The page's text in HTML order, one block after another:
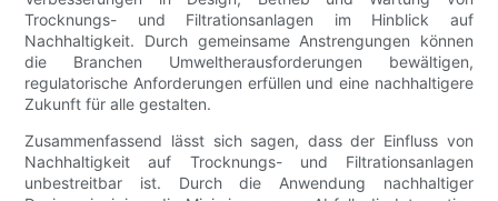
Trocknungs- und Filtrationsanlagen im Hinblick auf
Nachhaltigkeit. Durch gemeinsame Anstrengungen können
die Branchen Umweltherausforderungen bewältigen,
regulatorische Anforderungen erfüllen und eine nachhaltigere
Zukunft für alle gestalten.
Zusammenfassend lässt sich sagen, dass der Einfluss von
Nachhaltigkeit auf Trocknungs- und Filtrationsanlagen
unbestreitbar ist. Durch die Anwendung nachhaltiger